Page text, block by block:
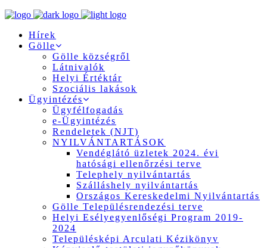
Hírek
Gölle
Gölle községről
Látnivalók
Helyi Értéktár
Szociális lakások
Ügyintézés
Ügyfélfogadás
e-Ügyintézés
Rendeletek (NJT)
NYILVÁNTARTÁSOK
Vendéglátó üzletek 2024. évi
hatósági ellenőrzési terve
Telephely nyilvántartás
Szálláshely nyilvántartás
Országos Kereskedelmi Nyilvántartás
Gölle Településrendezési terve
Helyi Esélyegyenlőségi Program 2019-
2024
Településképi Arculati Kézikönyv